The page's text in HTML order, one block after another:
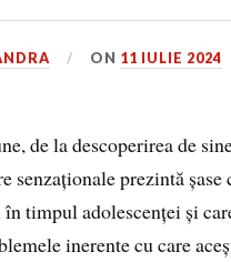
ON 11 IULIE 2024
de la descoperirea de
senzaționale prezintă
timpul adolescenței și
inerente cu care